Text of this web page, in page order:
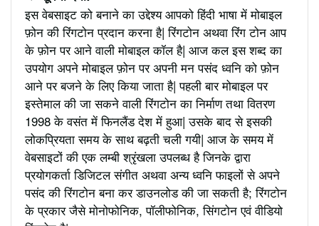
इस वेबसाइट को बनाने का उद्देश्य आपको हिंदी भाषा में मोबाइल
फ़ोन की रिंगटोन प्रदान करना है| रिंगटोन अथवा रिंग टोन आप
के फ़ोन पर आने वाली मोबाइल कॉल है| आज कल इस शब्द का
उपयोग अपने मोबाइल फ़ोन पर अपनी मन पसंद ध्वनि को फ़ोन
आने पर बजने के लिए किया जाता है| पहली बार मोबाइल पर
इस्तेमाल की जा सकने वाली रिंगटोन का निर्माण तथा वितरण
1998 के वसंत में फिनलैंड देश में हुआ| उसके बाद से इसकी
लोकप्रियता समय के साथ बढ़ती चली गयी| आज के समय में
वेबसाइटों की एक लम्बी श्रृंखला उपलब्ध है जिनके द्वारा
प्रयोगकर्ता डिजिटल संगीत अथवा अन्य ध्वनि फाइलों से अपने
पसंद की रिंगटोन बना कर डाउनलोड की जा सकती है; रिंगटोन
के प्रकार जैसे मोनोफोनिक, पॉलीफोनिक, सिंगटोन एवं वीडियो